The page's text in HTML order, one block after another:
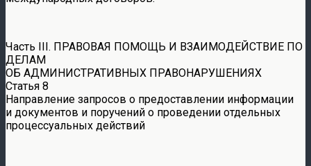
Часть III. ПРАВОВАЯ ПОМОЩЬ И ВЗАИМОДЕЙСТВИЕ ПО
ДЕЛАМ
ОБ АДМИНИСТРАТИВНЫХ ПРАВОНАРУШЕНИЯХ
Статья 8
Направление запросов о предоставлении информации
и документов и поручений о проведении отдельных
процессуальных действий